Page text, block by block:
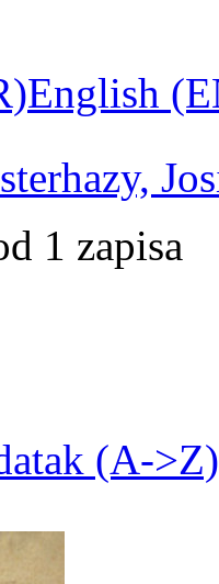
English
1 zapisa
(A->Z)